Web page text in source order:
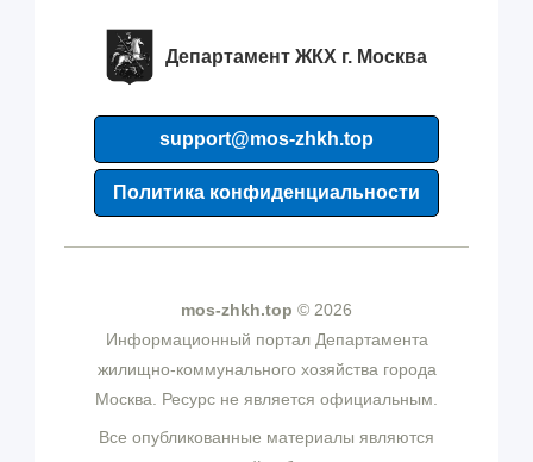
Департамент ЖКХ г. Москва
support@mos-zhkh.top
Политика конфиденциальности
mos-zhkh.top © 2026
Информационный портал Департамента
жилищно-коммунального хозяйства города
Москва. Ресурс не является официальным.
Все опубликованные материалы являются